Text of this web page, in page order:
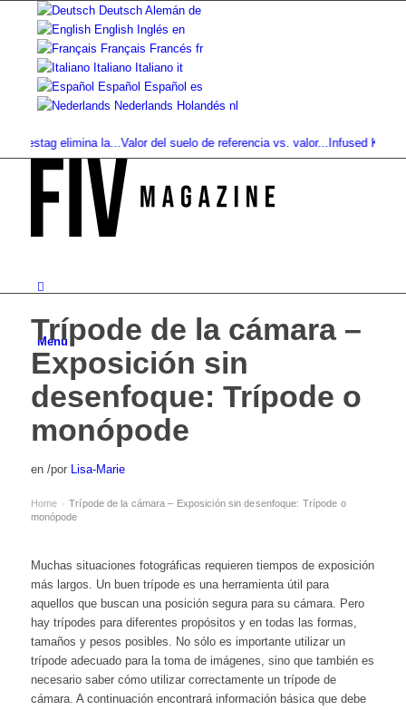
Deutsch Alemán de
English Inglés en
Français Francés fr
Italiano Italiano it
Español Español es
Nederlands Holandés nl
elimina la...Valor del suelo de referencia vs. valor...Infused Kitchen
Menú
Trípode de la cámara –
Exposición sin
desenfoque: Trípode o
monópode
en /por Lisa-Marie
Home › Trípode de la cámara – Exposición sin desenfoque: Trípode o
monópode
Muchas situaciones fotográficas requieren tiempos de exposición
más largos. Un buen trípode es una herramienta útil para
aquellos que buscan una posición segura para su cámara. Pero
hay trípodes para diferentes propósitos y en todas las formas,
tamaños y pesos posibles. No sólo es importante utilizar un
trípode adecuado para la toma de imágenes, sino que también es
necesario saber cómo utilizar correctamente un trípode de
cámara. A continuación encontrará información básica que debe